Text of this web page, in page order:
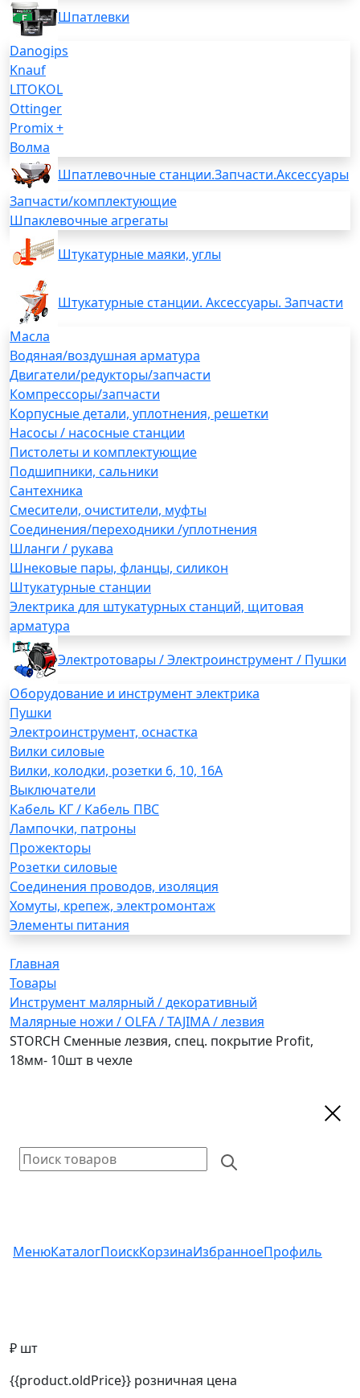
Шпатлевки
Danogips
Knauf
LITOKOL
Ottinger
Promix +
Волма
Шпатлевочные станции.Запчасти.Аксессуары
Запчасти/комплектующие
Шпаклевочные агрегаты
Штукатурные маяки, углы
Штукатурные станции. Аксессуары. Запчасти
Масла
Водяная/воздушная арматура
Двигатели/редукторы/запчасти
Компрессоры/запчасти
Корпусные детали, уплотнения, решетки
Насосы / насосные станции
Пистолеты и комплектующие
Подшипники, сальники
Сантехника
Смесители, очистители, муфты
Соединения/переходники /уплотнения
Шланги / рукава
Шнековые пары, фланцы, силикон
Штукатурные станции
Электрика для штукатурных станций, щитовая
арматура
Электротовары / Электроинструмент / Пушки
Оборудование и инструмент электрика
Пушки
Электроинструмент, оснастка
Вилки силовые
Вилки, колодки, розетки 6, 10, 16А
Выключатели
Кабель КГ / Кабель ПВС
Лампочки, патроны
Прожекторы
Розетки силовые
Соединения проводов, изоляция
Хомуты, крепеж, электромонтаж
Элементы питания
Главная
Товары
Инструмент малярный / декоративный
Малярные ножи / OLFA / TAJIMA / лезвия
STORCH Сменные лезвия, спец. покрытие Profit,
18мм- 10шт в чехле
МенюКаталогПоискКорзинаИзбранноеПрофиль
₽ шт
{{product.oldPrice}} розничная цена